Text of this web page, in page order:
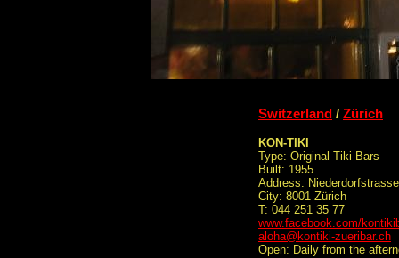
Switzerland / Zürich
KON-TIKI
Type: Original Tiki Bars
Built: 1955
Address:
City: 8001 Zürich
T: 044 251 35 77
www.facebook.com/
aloha@kontiki-zueribar.ch
Open: Daily from the